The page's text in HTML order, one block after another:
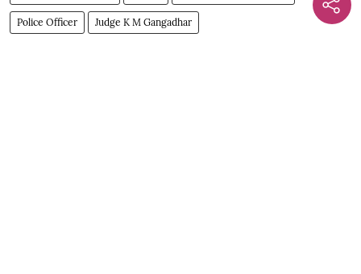
Police Officer Judge K M Gangadhar